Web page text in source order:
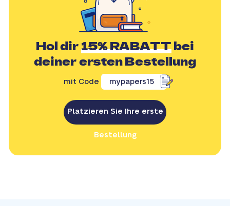
Hol dir15% RABATTbei
deiner ersten Bestellung
mit Code mypapers15
Platzieren Sie Ihre erste
Bestellung